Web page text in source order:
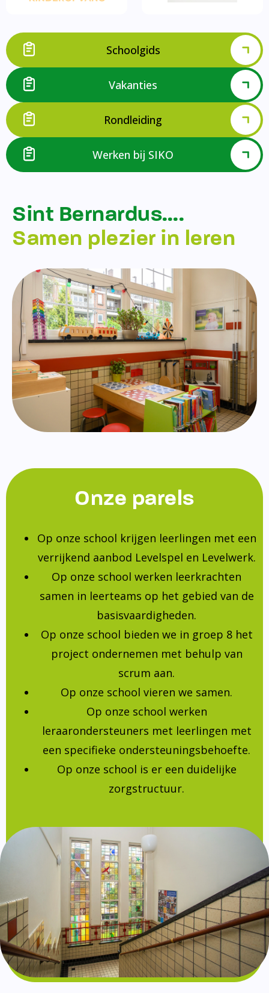
Schoolgids
Vakanties
Rondleiding
Werken bij SIKO
Sint Bernardus….
Samen plezier in leren
Onze parels
Op onze school krijgen leerlingen met een
verrijkend aanbod Levelspel en Levelwerk.
Op onze school werken leerkrachten
samen in leerteams op het gebied van de
basisvaardigheden.
Op onze school bieden we in groep 8 het
project ondernemen met behulp van
scrum aan.
Op onze school vieren we samen.
Op onze school werken
leraarondersteuners met leerlingen met
een specifieke ondersteuningsbehoefte.
Op onze school is er een duidelijke
zorgstructuur.